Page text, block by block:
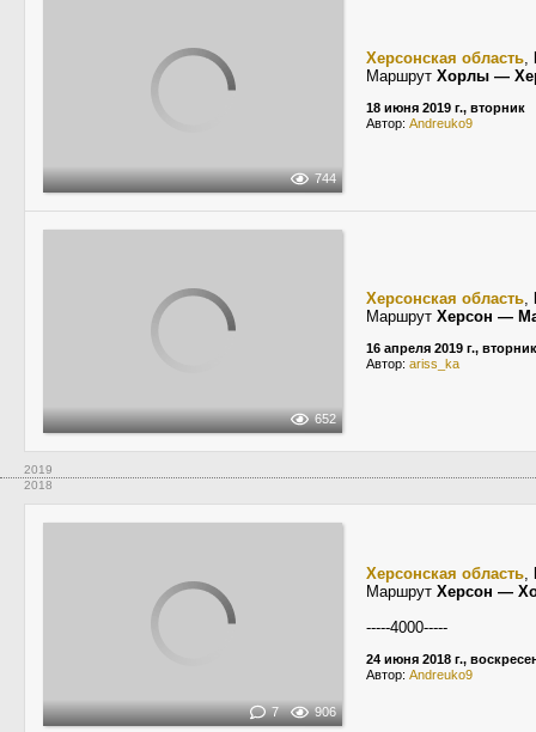
744
Херсонская область,
Маршрут Хорлы —
18 июня 2019 г., вторник
Автор: Andreuko9
652
Херсонская область,
Маршрут Херсон —
16 апреля 2019 г., вторник
Автор: ariss_ka
2019
2018
7 906
Херсонская область,
Маршрут Херсон —
-----4000-----
24 июня 2018 г.,
Автор: Andreuko9